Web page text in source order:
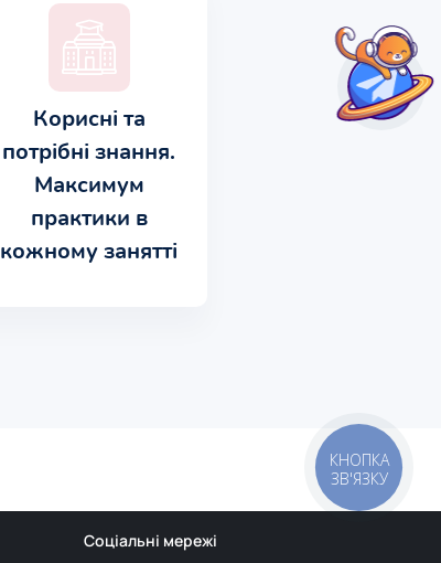
Корисні та
потрібні знання.
Максимум
практики в
кожному занятті
Соціальні мережі
КНОПКА
ЗВ'ЯЗКУ